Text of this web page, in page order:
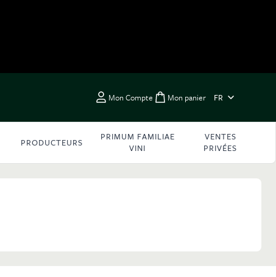
Mon Compte Toggle minicart,
Mon panier FR
PRODUCTEURS
PRIMUM FAMILIAE
VINI
VENTES
PRIVÉES